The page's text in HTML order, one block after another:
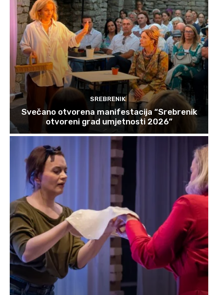
SREBRENIK
Svečano otvorena manifestacija “Srebrenik
otvoreni grad umjetnosti 2026”